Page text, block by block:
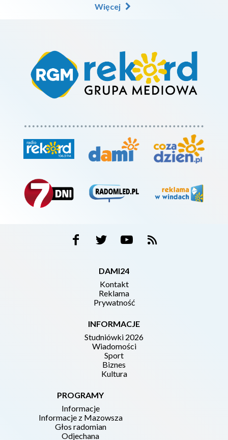
Więcej
DAMI24
Kontakt
Reklama
Prywatność
INFORMACJE
Studniówki 2026
Wiadomości
Sport
Biznes
Kultura
PROGRAMY
Informacje
Informacje z Mazowsza
Głos radomian
Odjechana